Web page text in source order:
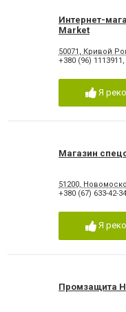
Интернет-
Market
50071, Кривой
+380 (96) 1113911 ,
Я
Магазин
51200,
+380 (67) 633-42-34
Я
Промзащита Н